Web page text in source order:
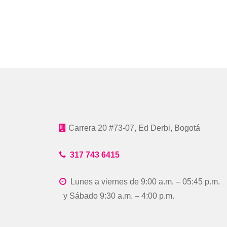
Carrera 20 #73-07, Ed Derbi, Bogotá
317 743 6415
Lunes a viernes de 9:00 a.m. – 05:45
y Sábado 9:30 a.m. – 4:00 p.m.